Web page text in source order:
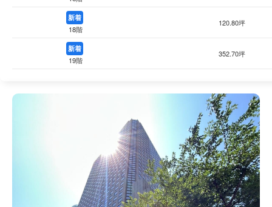
新着
18階
120.80坪
新着
19階
352.70坪